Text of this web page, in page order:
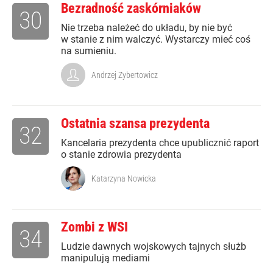
Bezradność zaskórniaków
Nie trzeba należeć do układu, by nie być
w stanie z nim walczyć. Wystarczy mieć coś
na sumieniu.
30
Andrzej Zybertowicz
Ostatnia szansa prezydenta
Kancelaria prezydenta chce upublicznić raport
o stanie zdrowia prezydenta
32
Katarzyna Nowicka
Zombi z WSI
Ludzie dawnych wojskowych tajnych służb
manipulują mediami
34